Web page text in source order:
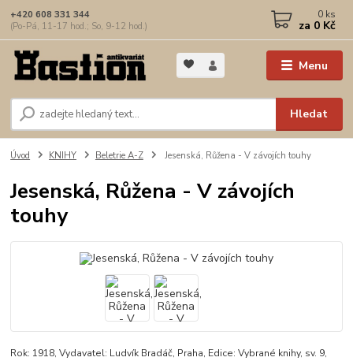
Menu
Hledat
+420 608 331 344
(Po-Pá, 11-17 hod.; So, 9-12 hod.)
0 ks
za 0 Kč
Úvod KNIHY Beletrie A-Z Jesenská, Růžena - V závojích touhy
Jesenská, Růžena - V závojích
touhy
Rok: 1918, Vydavatel: Ludvík Bradáč, Praha, Edice: Vybrané knihy, sv. 9,